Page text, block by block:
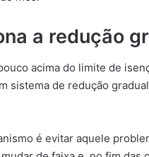
a redução
acima do limite de
sistema de redução
é evitar aquele